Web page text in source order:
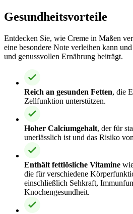
Gesundheitsvorteile
Entdecken Sie, wie Creme in Maßen
eine besondere Note verleihen kann
und genussvollen Ernährung beiträgt.
Reich an gesunden Fetten, die
Zellfunktion unterstützen.
Hoher Calciumgehalt, der für
unerlässlich ist und das Risiko
Enthält fettlösliche Vitamine
die für verschiedene
einschließlich Sehkraft,
Knochengesundheit.